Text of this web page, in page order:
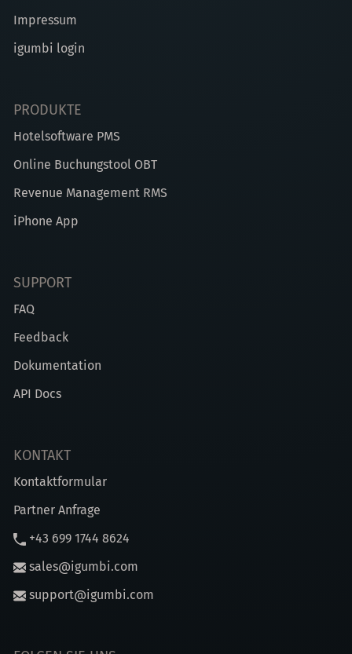
Impressum
igumbi login
PRODUKTE
Hotelsoftware PMS
Online Buchungstool OBT
Revenue Management RMS
iPhone App
SUPPORT
FAQ
Feedback
Dokumentation
API Docs
KONTAKT
Kontaktformular
Partner Anfrage
+43 699 1744 8624
sales@igumbi.com
support@igumbi.com